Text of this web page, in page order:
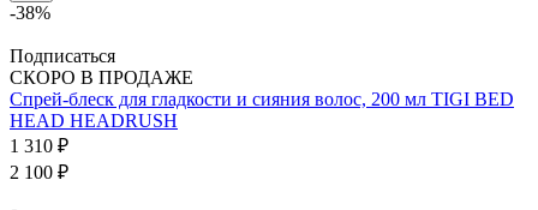
-38%
Подписаться
СКОРО В ПРОДАЖЕ
Спрей-блеск для гладкости и сияния волос, 200 мл TIGI BED
HEAD HEADRUSH
1 310 ₽
2 100 ₽